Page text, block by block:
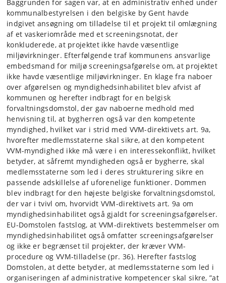
Baggrunden for sagen var, at en administrativ enhed under
kommunalbestyrelsen i den belgiske by Gent havde
indgivet ansøgning om tilladelse til et projekt til omlægning
af et vaskeriområde med et screeningsnotat, der
konkluderede, at projektet ikke havde væsentlige
miljøvirkninger. Efterfølgende traf kommunens ansvarlige
embedsmand for miljø screeningsafgørelse om, at projektet
ikke havde væsentlige miljøvirkninger. En klage fra naboer
over afgørelsen og myndighedsinhabilitet blev afvist af
kommunen og herefter indbragt for en belgisk
forvaltningsdomstol, der gav naboerne medhold med
henvisning til, at bygherren også var den kompetente
myndighed, hvilket var i strid med VVM-direktivets art. 9a,
hvorefter medlemsstaterne skal sikre, at den kompetent
VVM-myndighed ikke må være i en interessekonflikt, hvilket
betyder, at såfremt myndigheden også er bygherre, skal
medlemsstaterne som led i deres strukturering sikre en
passende adskillelse af uforenelige funktioner. Dommen
blev indbragt for den højeste belgiske forvaltningsdomstol,
der var i tvivl om, hvorvidt VVM-direktivets art. 9a om
myndighedsinhabilitet også gjaldt for screeningsafgørelser.
EU-Domstolen fastslog, at VVM-direktivets bestemmelser om
myndighedsinhabilitet også omfatter screeningsafgørelser
og ikke er begrænset til projekter, der kræver VVM-
procedure og VVM-tilladelse (pr. 36). Herefter fastslog
Domstolen, at dette betyder, at medlemsstaterne som led i
organiseringen af administrative kompetencer skal sikre, ”at